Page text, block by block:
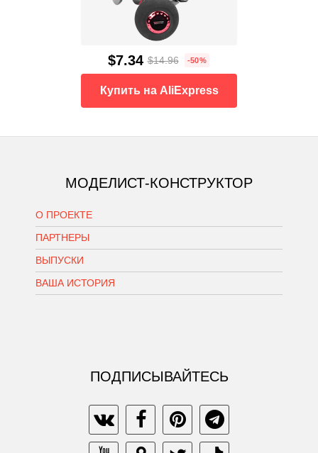
$7.34 $14.96 -50%
Купить на AliExpress
МОДЕЛИСТ-КОНСТРУКТОР
О ПРОЕКТЕ
ПАРТНЕРЫ
ВЫПУСКИ
ВАША ИСТОРИЯ
ПОДПИСЫВАЙТЕСЬ